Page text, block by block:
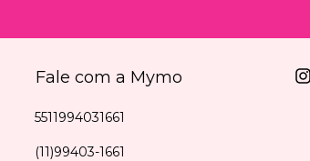
Fale com a Mymo
5511994031661
(11)99403-1661